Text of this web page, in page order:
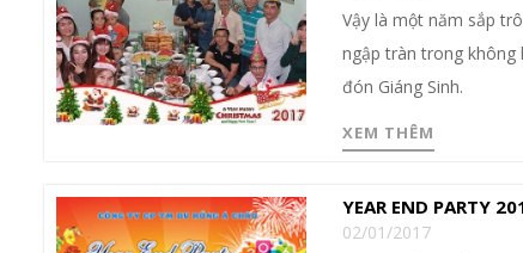
Vậy là một năm sắp
ngập tràn trong không
đón Giáng Sinh.
XEM THÊM
YEAR END PARTY
02/01/2017